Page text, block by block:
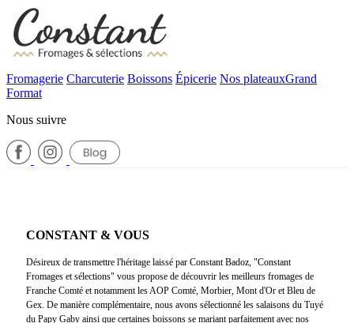
Fromagerie Charcuterie Boissons Épicerie Nos plateauxGrand
Format
Nous suivre
CONSTANT & VOUS
Désireux de transmettre l'héritage laissé par Constant Badoz, "Constant
Fromages et sélections" vous propose de découvrir les meilleurs fromages de
Franche Comté et notamment les AOP Comté, Morbier, Mont d'Or et Bleu de
Gex. De manière complémentaire, nous avons sélectionné les salaisons du Tuyé
du Papy Gaby ainsi que certaines boissons se mariant parfaitement avec nos